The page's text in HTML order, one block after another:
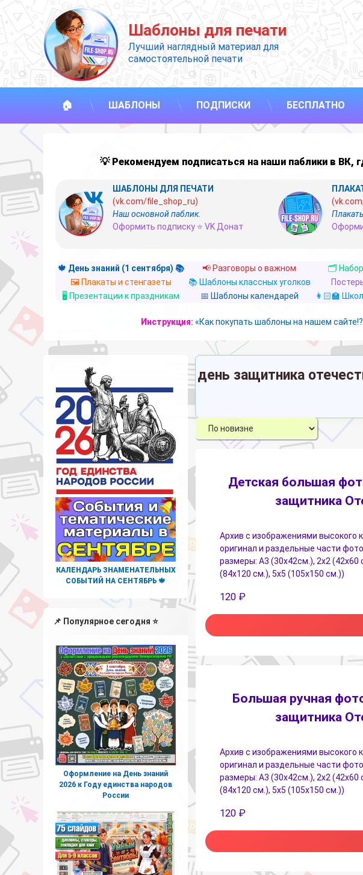
Перейти
к
содержимому
Шаблоны для печати
Лучший наглядный материал для
самостоятельной печати
🏠 ШАБЛОНЫ ПОДПИСКИ БЕСПЛАТНО
💡 Рекомендуем подписаться на наши паблики в ВК,
ШАБЛОНЫ ДЛЯ ПЕЧАТИ
(vk.com/file_shop_ru)
Наш основной паблик.
Оформить подписку ⭐ VK Донат
🍁 День знаний (1 сентября) 📚 📢 Разговоры о важном 🗂️
🖼️ Плакаты и стенгазеты
📚 Шаблоны классных уголков
🖥️ Презентации к праздникам
📅 Шаблоны календарей 👩🏻‍🏫
Инструкция: «Как покупать шаблоны на нашем
день защитника
Детская большая
защитника
Архив с изображениями высокого
оригинал и раздельные части
размеры: А3 (30х42см.), 2х2 (42х60
(84х120 см.), 5х5 (105х150 см.))
120 ₽
Большая ручная
защитника
Архив с изображениями высокого
оригинал и раздельные части
размеры: А3 (30х42см.), 2х2 (42х60
(84х120 см.), 5х5 (105х150 см.))
120 ₽
КАЛЕНДАРЬ ЗНАМЕНАТЕЛЬНЫХ
СОБЫТИЙ НА СЕНТЯБРЬ 🍁
📌 Популярное сегодня ⭐
Оформление на День знаний
2026 к Году единства народов
России